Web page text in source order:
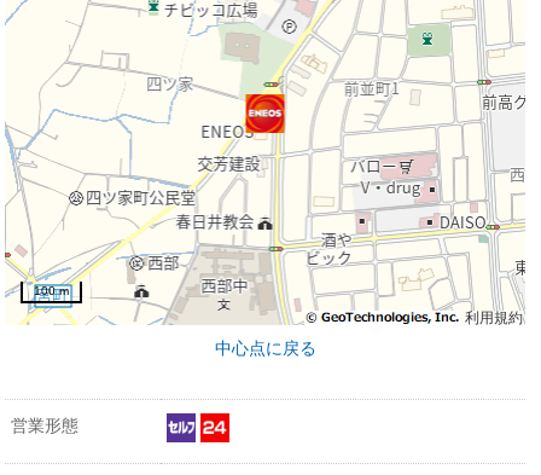
利用規約
100 m
中心点に戻る
営業形態